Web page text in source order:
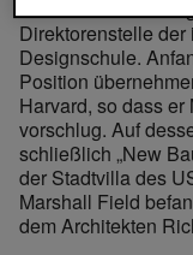
er 1937 nach
Direktorenstelle
Designschule.
Position
Harvard, so dass
vorschlug. Auf
schließlich „New
der Stadtvilla des
Marshall Field
dem Architekten